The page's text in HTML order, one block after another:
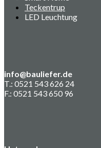
Teckentrup
LED Leuchtung
info@bauliefer.de
T.: 0521 543 626 24
F.: 0521 543 650 96